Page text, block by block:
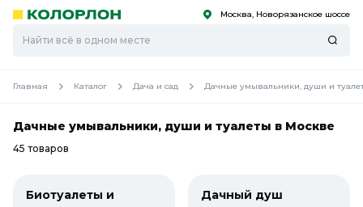
Скоро
Скоро Москва, Новорязанское шоссе
Главная Каталог Дача и сад Дачные умывальники, души и
Дачные умывальники, души и туалеты в Москве
45 товаров
Биотуалеты и
Дачный душ